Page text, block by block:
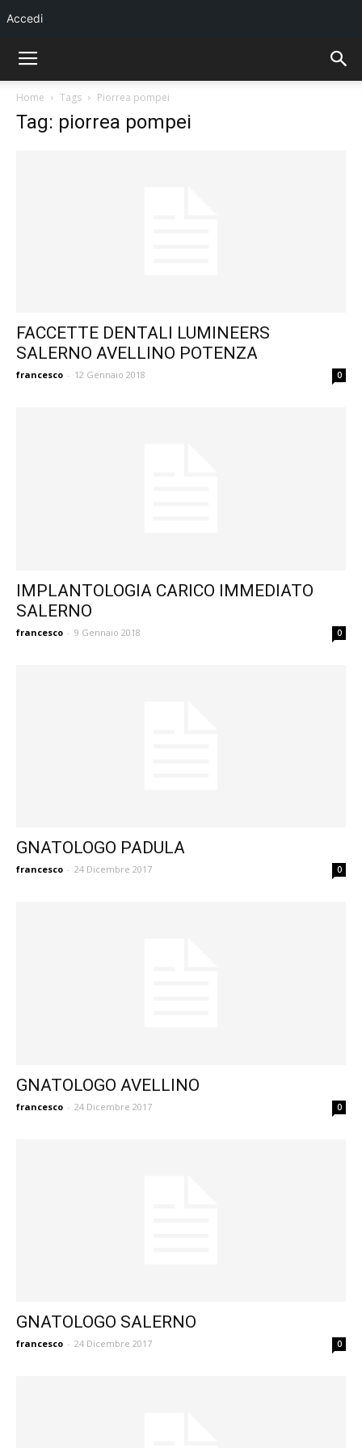
Home Tags Piorrea pompei
Tag: piorrea pompei
FACCETTE DENTALI LUMINEERS
SALERNO AVELLINO POTENZA
francesco - 12 Gennaio 2018 0
IMPLANTOLOGIA CARICO IMMEDIATO
SALERNO
francesco - 9 Gennaio 2018 0
GNATOLOGO PADULA
francesco - 24 Dicembre 2017 0
GNATOLOGO AVELLINO
francesco - 24 Dicembre 2017 0
GNATOLOGO SALERNO
francesco - 24 Dicembre 2017 0
Accedi